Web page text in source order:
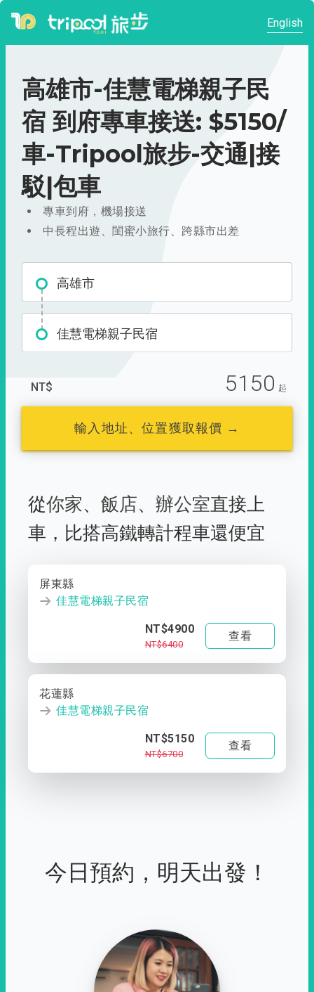
English
高雄市-佳慧電梯親子民
宿 到府專車接送: $5150/
車-Tripool旅步-交通|接
駁|包車
專車到府，機場接送
中長程出遊、閨蜜小旅行、跨縣市出差
高雄市
佳慧電梯親子民宿
NT$ 5150 起
輸入地址、位置獲取報價 →
從你家、 飯店、 辦公室直接上
車， 比搭高鐵轉計程車還便宜
屏東縣
佳慧電梯親子民宿
NT$4900
NT$6400
查看
花蓮縣
佳慧電梯親子民宿
NT$5150
NT$6700
查看
今日預約，明天出發！